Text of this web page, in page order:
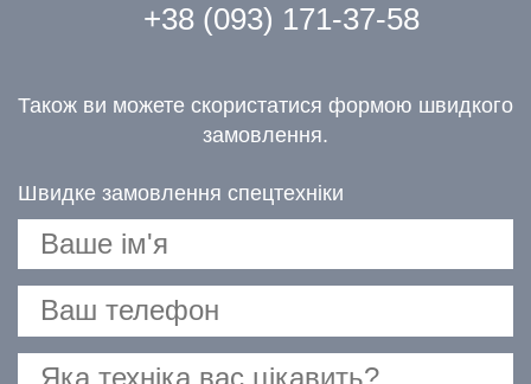
+38 (093) 171-37-58
Також ви можете скористатися формою швидкого
замовлення.
Швидке замовлення спецтехніки